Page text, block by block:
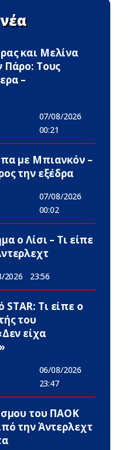
και Μελίνα
Πάρο: Τους
–
07/08/2026
00:21
με Μπιανκόν –
την εξέδρα
07/08/2026
00:02
ο Λίσι – Τι είπε
2026 23:56
Τι είπε ο
του
είχα
06/08/2026
23:47
του ΠΑΟΚ
την Άντερλεχτ